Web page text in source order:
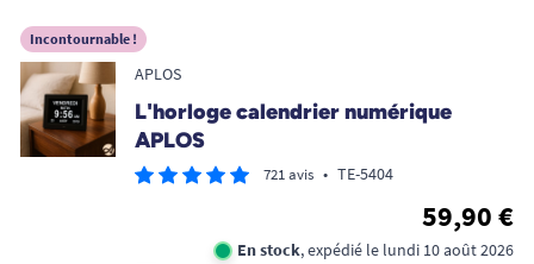
Incontournable !
APLOS
L'horloge calendrier numérique
APLOS
721 avis • TE-5404
59,90 €
En stock, expédié le lundi 10 août 2026